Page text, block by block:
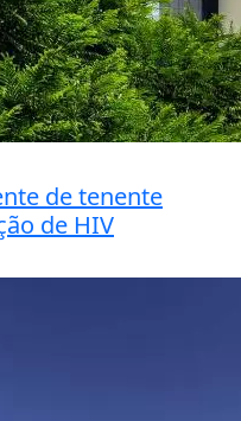
de tenente
de HIV